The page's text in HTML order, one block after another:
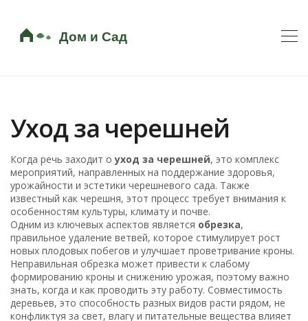
Уход за черешней
Когда речь заходит оуход за черешней,это комплекс
мероприятий, направленных на поддержание здоровья,
урожайности и эстетики черешневого сада. Также
известный какчерешня, этот процесс требует внимания к
особенностям культуры, климату и почве.
Одним из ключевых аспектов является обрезка,
правильное удаление ветвей, которое стимулирует рост
новых плодовых побегов и улучшает проветривание кроны.
Неправильная обрезка может привести к слабому
формированию кроны и снижению урожая, поэтому важно
знать, когда и как проводить эту работу. Совместимость
деревьев,это способность разных видов расти рядом, не
конфликтуя за свет, влагу и питательные вещества влияет